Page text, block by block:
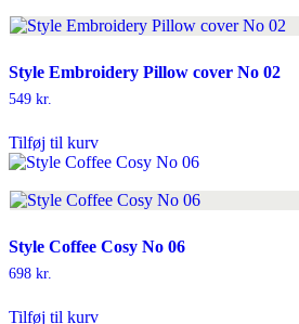
varianter.
kan
vælges
Style Embroidery Pillow cover No 02
549 kr.
Tilføj til kurv
Style Coffee Cosy No 06
698 kr.
Tilføj til kurv